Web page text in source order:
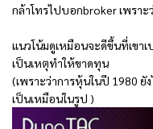
กล้าโทรไปบอกbroker เพราะ
แนวโน้มดูเหมือนจะดีขึ้นที่เขา
เป็นเหตุทำให้ขาดทุน
(เพราะว่าการหุ้นในปี 1980
เป็นเหมือนในรูป )